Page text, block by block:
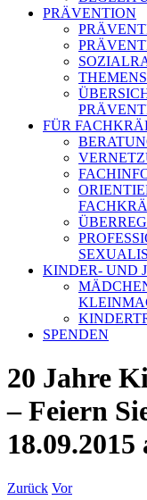
PRÄVENTION
FÜR
KINDER- UND
SPENDEN
20 Jahre
– Feiern
Zurück Vor